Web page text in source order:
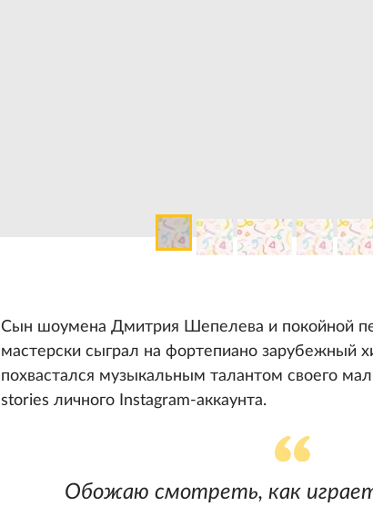
Сын шоумена Дмитрия Шепелева и покойной
мастерски сыграл на фортепиано зарубежный
похвастался музыкальным талантом своего
stories личного Instagram-аккаунта.
Обожаю смотреть, как